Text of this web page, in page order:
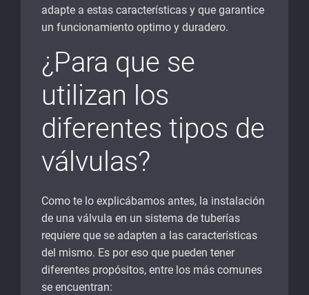
adapte a estas características y que garantice
un funcionamiento optimo y duradero.
¿Para que se
utilizan los
diferentes tipos de
válvulas?
Como te lo explicábamos antes, la instalación
de una válvula en un sistema de tuberías
requiere que se adapten a las características
del mismo. Es por eso que pueden tener
diferentes propósitos, entre los más comunes
se encuentran: